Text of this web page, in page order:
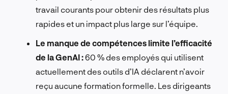
travail courants pour obtenir des résultats plus
rapides et un impact plus large sur l’équipe.
Le manque de compétences limite l’efficacité
de la GenAI :60 % des employés qui utilisent
actuellement des outils d’IA déclarent n’avoir
reçu aucune formation formelle. Les dirigeants